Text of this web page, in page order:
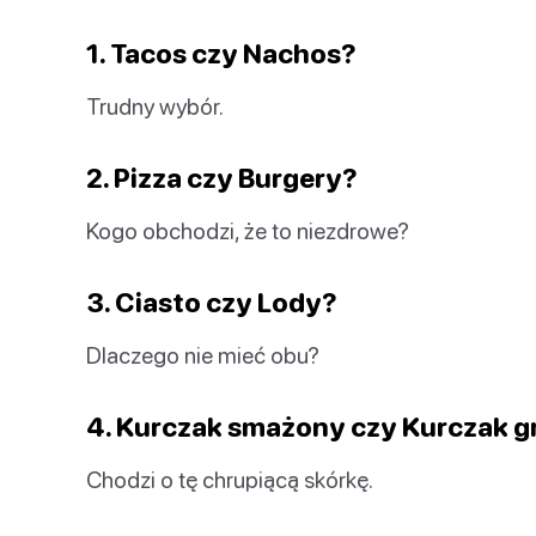
1. Tacos czy Nachos?
Trudny wybór.
2. Pizza czy Burgery?
Kogo obchodzi, że to niezdrowe?
3. Ciasto czy Lody?
Dlaczego nie mieć obu?
4. Kurczak smażony czy Kurczak
Chodzi o tę chrupiącą skórkę.